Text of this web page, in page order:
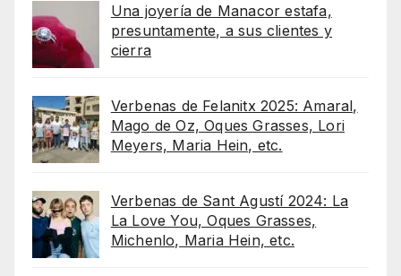
Una joyería de Manacor estafa,
presuntamente, a sus clientes y
cierra
Verbenas de Felanitx 2025: Amaral,
Mago de Oz, Oques Grasses, Lori
Meyers, Maria Hein, etc.
Verbenas de Sant Agustí 2024: La
La Love You, Oques Grasses,
Michenlo, Maria Hein, etc.